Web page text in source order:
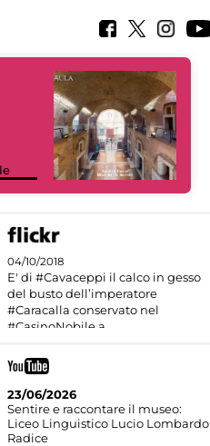
04/10/2018
E' di #Cavaceppi il calco in gesso
del busto dell’imperatore
#Caracalla conservato nel
#CasinoNobile a
23/06/2026
Sentire e raccontare il museo:
Liceo Linguistico Lucio Lombardo
Radice